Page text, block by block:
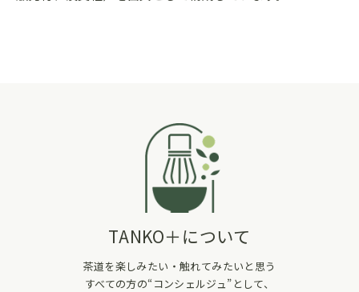
TANKO＋について
茶道を楽しみたい・触れてみたいと思う
すべての方の“コンシェルジュ”として、